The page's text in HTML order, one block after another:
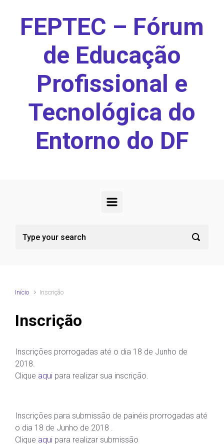
FEPTEC – Fórum
de Educação
Profissional e
Tecnológica do
Entorno do DF
Início Inscrição
Inscrição
Inscrições prorrogadas até o dia 18 de Junho de
2018.
Clique aqui para realizar sua inscrição.
Inscrições para submissão de painéis prorrogadas até
o dia 18 de Junho de 2018 .
Clique aqui para realizar submissão